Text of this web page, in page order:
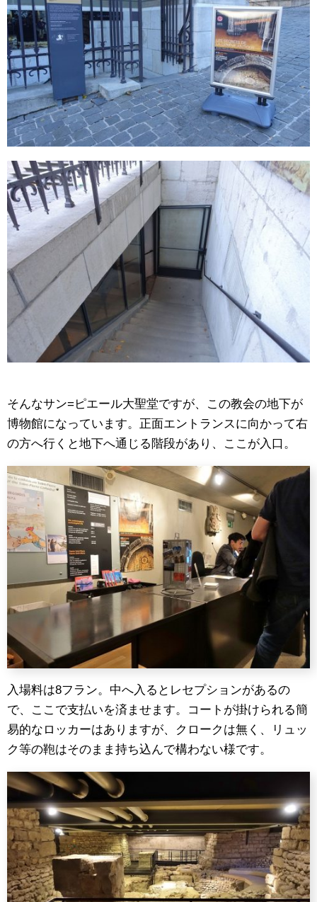
そんなサン=ピエール大聖堂ですが、この教会の地下が
博物館になっています。正面エントランスに向かって右
の方へ行くと地下へ通じる階段があり、ここが入口。
入場料は8フラン。中へ入るとレセプションがあるの
で、ここで支払いを済ませます。コートが掛けられる簡
易的なロッカーはありますが、クロークは無く、リュッ
ク等の鞄はそのまま持ち込んで構わない様です。